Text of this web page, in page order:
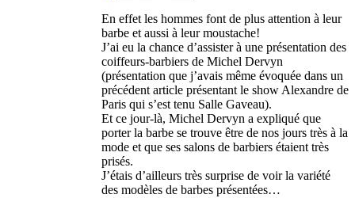
En effet les hommes font de plus attention à leur
barbe et aussi à leur moustache!
J’ai eu la chance d’assister à une présentation des
coiffeurs-barbiers de Michel Dervyn
(présentation que j’avais même évoquée dans un
précédent article présentant le show Alexandre de
Paris qui s’est tenu Salle Gaveau).
Et ce jour-là, Michel Dervyn a expliqué que
porter la barbe se trouve être de nos jours très à la
mode et que ses salons de barbiers étaient très
prisés.
J’étais d’ailleurs très surprise de voir la variété
des modèles de barbes présentées…